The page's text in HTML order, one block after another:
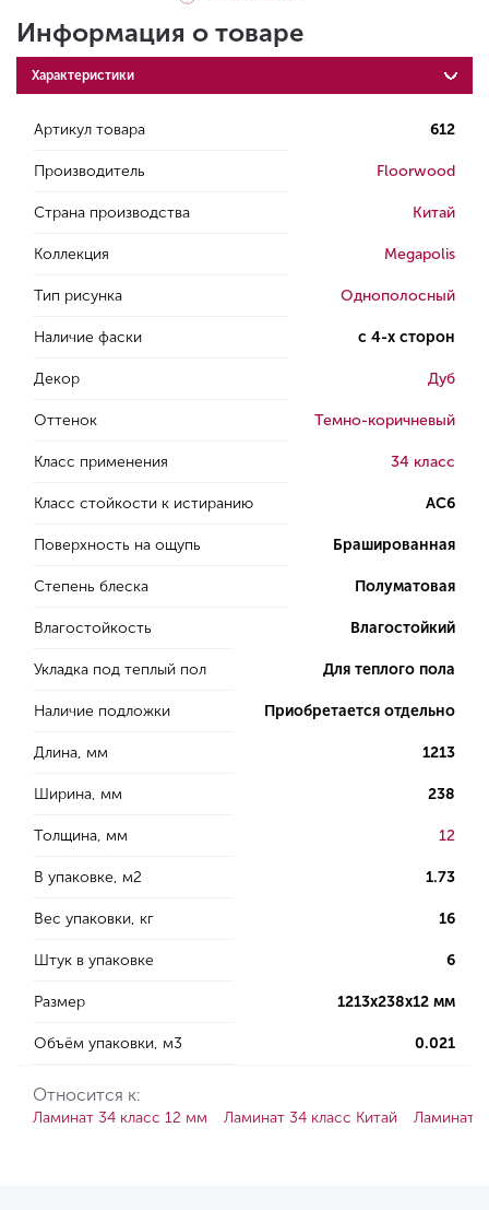
Информация о товаре
Характеристики
Артикул товара 612
Производитель Floorwood
Страна производства Китай
Коллекция Megapolis
Тип рисунка Однополосный
Наличие фаски с 4-х сторон
Декор Дуб
Оттенок Темно-коричневый
Класс применения 34 класс
Класс стойкости к истиранию AC6
Поверхность на ощупь Брашированная
Степень блеска Полуматовая
Влагостойкость Влагостойкий
Укладка под теплый пол Для теплого пола
Наличие подложки Приобретается отдельно
Длина, мм 1213
Ширина, мм 238
Толщина, мм 12
В упаковке, м2 1.73
Вес упаковки, кг 16
Штук в упаковке 6
Размер 1213х238х12 мм
Объём упаковки, м3 0.021
Относится к:
Ламинат 34 класс 12 мм Ламинат 34 класс Китай Ламинат